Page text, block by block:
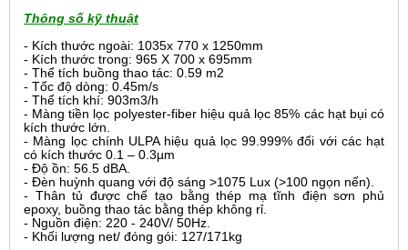
Thông số kỹ thuật
- Kích thước ngoài: 1035x 770 x 1250mm
- Kích thước trong: 965 X 700 x 695mm
- Thể tích buồng thao tác: 0.59 m2
- Tốc độ dòng: 0.45m/s
- Thể tích khí: 903m3/h
- Màng tiền lọc polyester-fiber hiệu quả lọc 85% các hạt bụi có
kích thước lớn.
- Màng lọc chính ULPA hiệu quả lọc 99.999% đối với các hạt
có kích thước 0.1 – 0.3µm
- Độ ồn: 56.5 dBA.
- Đèn huỳnh quang với độ sáng >1075 Lux (>100 ngọn nến).
- Thân tủ được chế tạo bằng thép mạ tĩnh điện sơn phủ
epoxy, buồng thao tác bằng thép không rỉ.
- Nguồn điện: 220 - 240V/ 50Hz.
- Khối lượng net/ đóng gói: 127/171kg